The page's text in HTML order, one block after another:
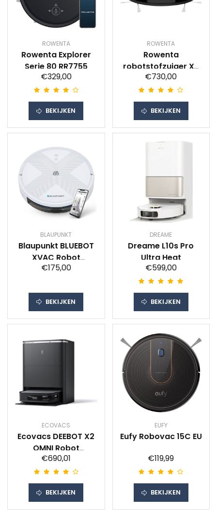
ROWENTA
Rowenta Explorer
Serie 80 RR7755
€329,00
BEKIJKEN
ROWENTA
Rowenta
robotstofzuiger X-
plorer Serie 95
Animal RR7975
€730,00
BEKIJKEN
BLAUPUNKT
Blaupunkt BLUEBOT
XVAC Robot
stofzuiger Wit
€175,00
BEKIJKEN
DREAME
Dreame L10s Pro
Ultra Heat
€599,00
BEKIJKEN
ECOVACS
Ecovacs DEEBOT X2
OMNI Robot
stofzuiger Zwart
€690,01
BEKIJKEN
EUFY
Eufy Robovac 15C EU
€119,99
BEKIJKEN